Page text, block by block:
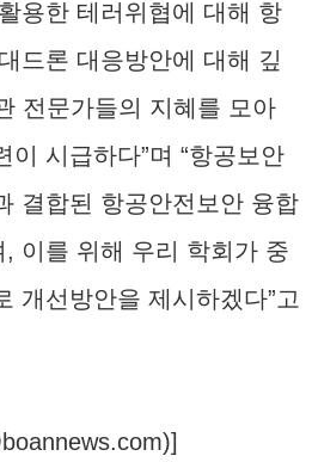
용한 테러위협에 대해 항
드론 대응방안에 대해 깊
전문가들의 지혜를 모아
이 시급하다”며 “항공보안
결합된 항공안전보안 융합
이를 위해 우리 학회가 중
개선방안을 제시하겠다”고
)]